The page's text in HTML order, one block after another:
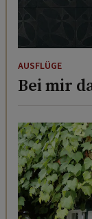
AUSFLÜGE
Bei mir